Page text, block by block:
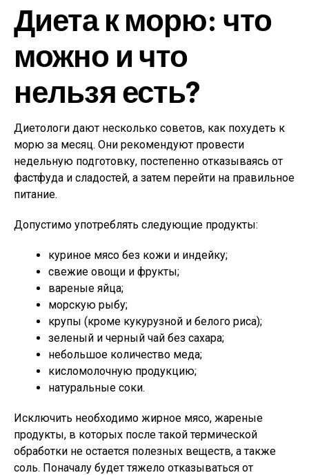
Диета к морю: что
можно и что
нельзя есть?
Диетологи дают несколько советов, как похудеть к
морю за месяц. Они рекомендуют провести
недельную подготовку, постепенно отказываясь от
фастфуда и сладостей, а затем перейти на правильное
питание.
Допустимо употреблять следующие продукты:
куриное мясо без кожи и индейку;
свежие овощи и фрукты;
вареные яйца;
морскую рыбу;
крупы (кроме кукурузной и белого риса);
зеленый и черный чай без сахара;
небольшое количество меда;
кисломолочную продукцию;
натуральные соки.
Исключить необходимо жирное мясо, жареные
продукты, в которых после такой термической
обработки не остается полезных веществ, а также
соль. Поначалу будет тяжело отказываться от